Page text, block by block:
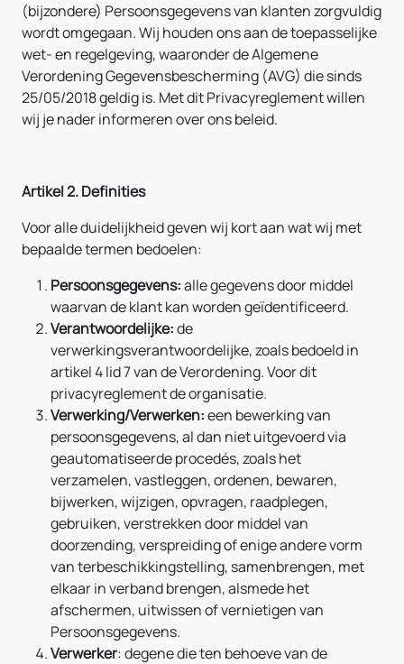
(bijzondere) Persoonsgegevens van klanten zorgvuldig
wordt omgegaan. Wij houden ons aan de toepasselijke
wet- en regelgeving, waaronder de Algemene
Verordening Gegevensbescherming (AVG) die sinds
25/05/2018 geldig is. Met dit Privacyreglement willen
wij je nader informeren over ons beleid.
Artikel 2. Definities
Voor alle duidelijkheid geven wij kort aan wat wij met
bepaalde termen bedoelen:
Persoonsgegevens:alle gegevens door middel
waarvan de klant kan worden geïdentificeerd.
Verantwoordelijke:de
verwerkingsverantwoordelijke, zoals bedoeld in
artikel 4 lid 7 van de Verordening. Voor dit
privacyreglement de organisatie.
Verwerking/Verwerken:een bewerking van
persoonsgegevens, al dan niet uitgevoerd via
geautomatiseerde procedés, zoals het
verzamelen, vastleggen, ordenen, bewaren,
bijwerken, wijzigen, opvragen, raadplegen,
gebruiken, verstrekken door middel van
doorzending, verspreiding of enige andere vorm
van terbeschikkingstelling, samenbrengen, met
elkaar in verband brengen, alsmede het
afschermen, uitwissen of vernietigen van
Persoonsgegevens.
Verwerker: degene die ten behoeve van de